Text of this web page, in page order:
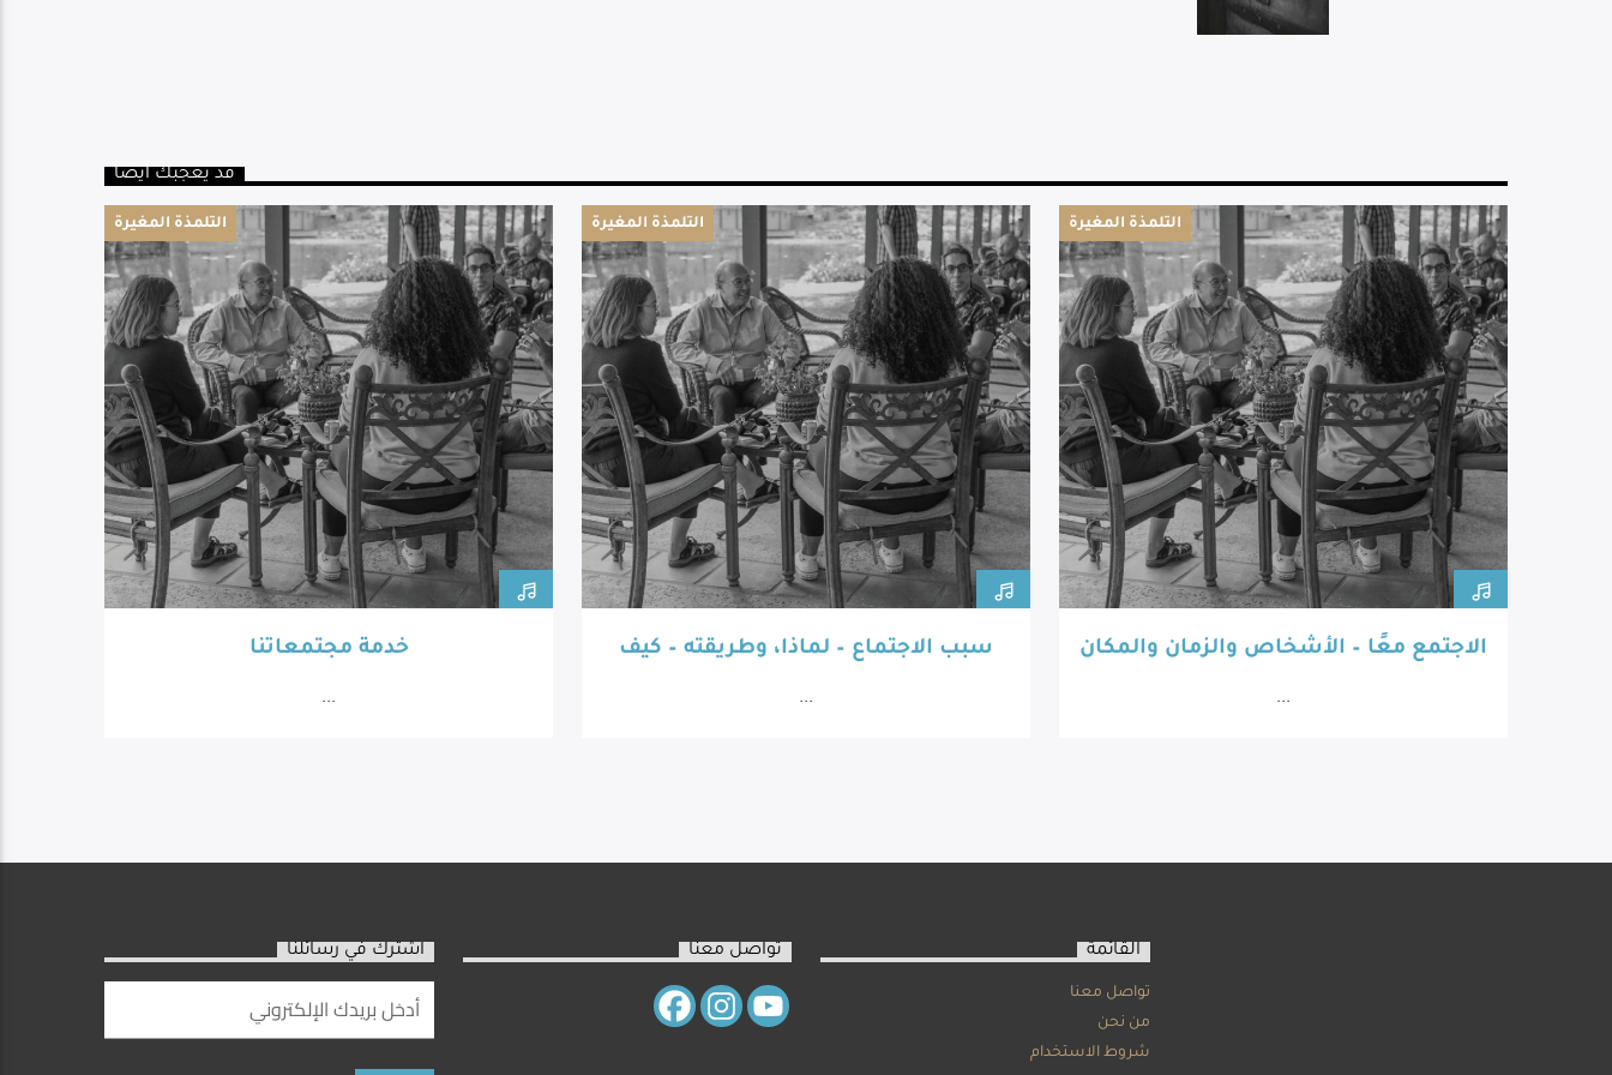
قد يعجبك أيضا
التلمذة المغيرة
خدمة مجتمعاتنا
...
التلمذة المغيرة
سبب الاجتماع – لماذا، وطريقته – كيف
...
التلمذة المغيرة
الاجتمع معًا – الأشخاص والزمان والمكان
...
اشترك في رسائلنا تواصل معنا القائمة
تواصل معنا
من نحن
شروط الاستخدام